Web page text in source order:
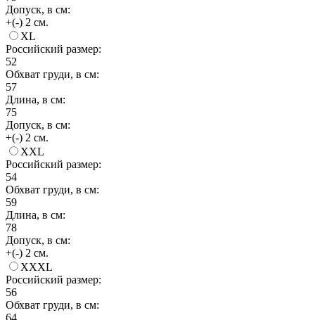
Допуск, в см:
+(-) 2 см.
XL
Российский размер:
52
Обхват груди, в см:
57
Длина, в см:
75
Допуск, в см:
+(-) 2 см.
XXL
Российский размер:
54
Обхват груди, в см:
59
Длина, в см:
78
Допуск, в см:
+(-) 2 см.
XXXL
Российский размер:
56
Обхват груди, в см:
64